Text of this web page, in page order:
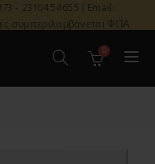
- 2310454655 | Email:
συμπεριλαμβάνεται ΦΠΑ
0